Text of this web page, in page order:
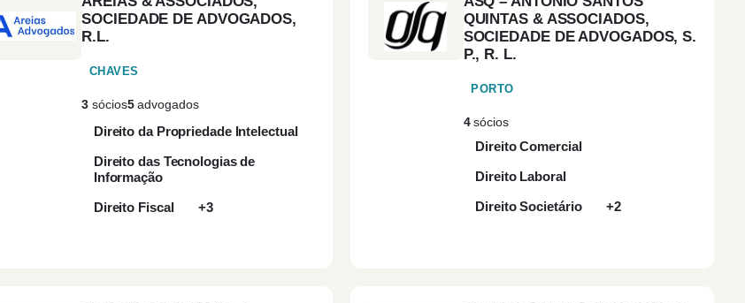
(1)
SOCIEDADE DE ADVOGADOS,
R.L.
CHAVES
3 sócios5advogados
Direito da Propriedade Intelectual
Direito das Tecnologias de
Informação
Direito Fiscal
+3
QUINTAS & ASSOCIADOS,
SOCIEDADE DE ADVOGADOS, S.
P., R. L.
PORTO
4sócios
Direito Comercial
Direito Laboral
Direito Societário
+2